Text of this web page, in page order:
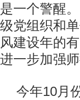
是一个警醒
级党组织和
风建设年的
进一步加强
今年10月